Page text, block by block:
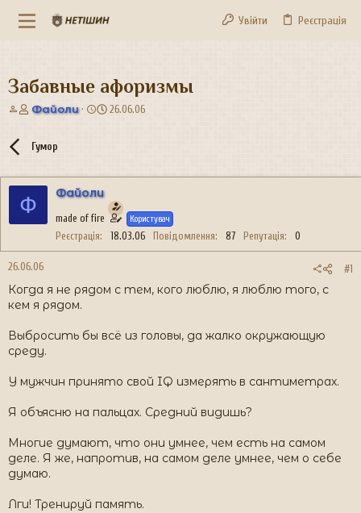
Увійти Реєстрація
Забавные афоризмы
А
о
т
м
и
Файоли
Д
т
о
р
е
н
26.06.06
Гумор
Ф Файоли
made of fire Користувач
Реєстрація 18.03.06 Повідомлення 87 Репутація 0
26.06.06 #1
Когда я не рядом с тем, кого люблю, я люблю того, с
кем я рядом.
Выбросить бы всё из головы, да жалко окружающую
среду.
У мужчин принято свой IQ измерять в сантиметрах.
Я объясню на пальцах. Средний видишь?
Многие думают, что они умнее, чем есть на самом
деле. Я же, напротив, на самом деле умнее, чем о себе
думаю.
Лги! Тренируй память.